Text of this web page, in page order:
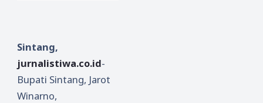
Sintang,
jurnalistiwa.co.id-
Bupati Sintang, Jarot
Winarno,